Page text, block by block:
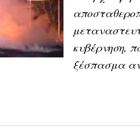
κυβέρνηση,
ξέσπασμα